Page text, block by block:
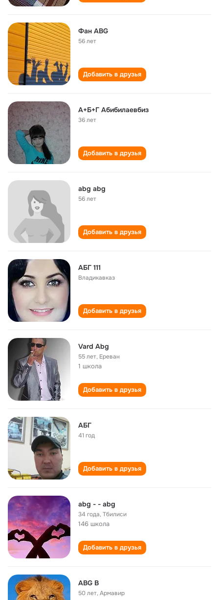
Фан ABG
56 лет
Добавить в друзья
А+Б+Г Абибилаевбиз
36 лет
Добавить в друзья
abg abg
56 лет
Добавить в друзья
АБГ 111
Владикавказ
Добавить в друзья
Vard Abg
55 лет, Ереван
1 школа
Добавить в друзья
АБГ
41 год
Добавить в друзья
abg - - abg
34 года,Тбилиси
146 школа
Добавить в друзья
ABG B
50 лет,Армавир